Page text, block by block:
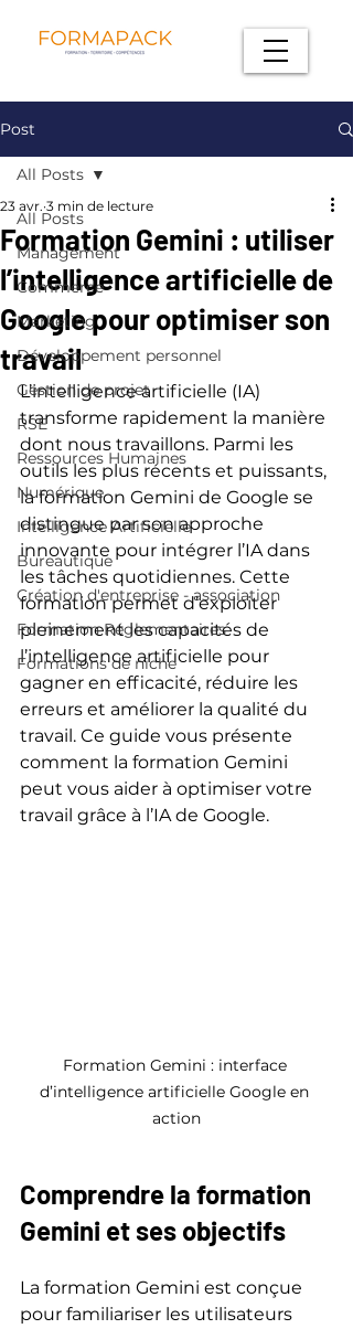
Post
All Posts
Management
Commerce
Marketing
Développement personnel
Gestion de projet
RSE
Ressources Humaines
Numérique
Intelligence Artificielle
Bureautique
Création d'entreprise - association
Formation Réglementaires
Formations de niche
All Posts
Formation Gemini : utiliser
l’intelligence artificielle de
Google pour optimiser son
travail
23 avr. 3 min de lecture
L’intelligence artificielle (IA)
transforme rapidement la manière
dont nous travaillons. Parmi les
outils les plus récents et puissants,
la formation Gemini de Google se
distingue par son approche
innovante pour intégrer l’IA dans
les tâches quotidiennes. Cette
formation permet d’exploiter
pleinement les capacités de
l’intelligence artificielle pour
gagner en efficacité, réduire les
erreurs et améliorer la qualité du
travail. Ce guide vous présente
comment la formation Gemini
peut vous aider à optimiser votre
travail grâce à l’IA de Google.
Formation Gemini : interface
d’intelligence artificielle Google en
action
Comprendre la formation
Gemini et ses objectifs
La formation Gemini est conçue
pour familiariser les utilisateurs